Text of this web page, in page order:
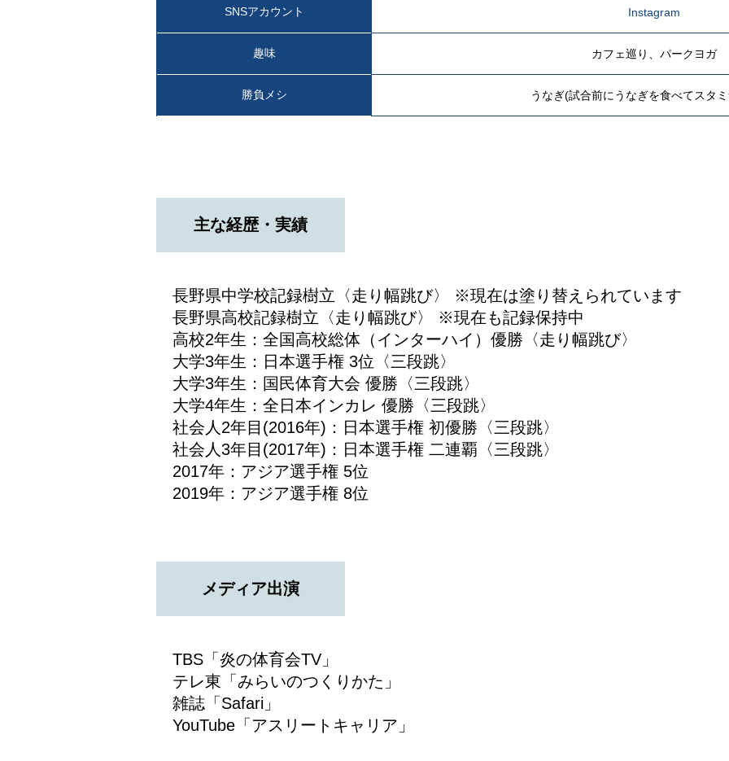
SNSアカウント Instagram
趣味 カフェ巡り、パークヨガ
勝負メシ うなぎ(試合前にうなぎを食べてスタ
主な経歴・実績
長野県中学校記録樹立〈走り幅跳び〉 ※現在は塗り替えられています
長野県高校記録樹立〈走り幅跳び〉 ※現在も記録保持中
高校2年生：全国高校総体（インターハイ）優勝〈走り幅跳び〉
大学3年生：日本選手権 3位〈三段跳〉
大学3年生：国民体育大会 優勝〈三段跳〉
大学4年生：全日本インカレ 優勝〈三段跳〉
社会人2年目(2016年)：日本選手権 初優勝〈三段跳〉
社会人3年目(2017年)：日本選手権 二連覇〈三段跳〉
2017年：アジア選手権 5位
2019年：アジア選手権 8位
メディア出演
TBS「炎の体育会TV」
テレ東「みらいのつくりかた」
雑誌「Safari」
YouTube「アスリートキャリア」